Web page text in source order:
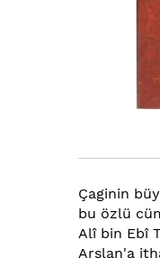
Çaginin
bu özlü
Alî bin Ebî
Arslan'a